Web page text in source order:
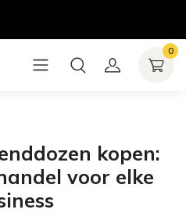
0
kopen:
voor elke